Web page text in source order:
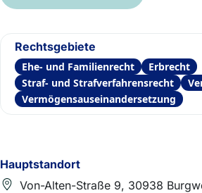
Hauptstandort
Von-Alten-Straße 9, 30938
Rechtsgebiete
Ehe- und Familienrecht
Erbrecht
Straf- und Strafverfahrensrecht
Vermögensauseinandersetzung